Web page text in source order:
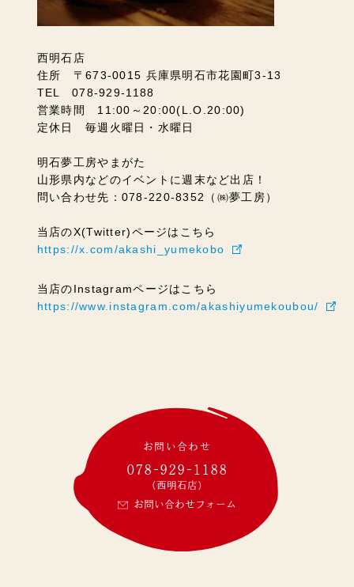
西明石店
住所 〒673-0015 兵庫県明石市花園町3-13
TEL 078-929-1188
営業時間 11:00～20:00(L.O.20:00)
定休日 毎週火曜日・水曜日
明石夢工房やまがた
山形県内などのイベントに週末など出店！
問い合わせ先：078-220-8352（㈱夢工房）
当店のX(Twitter)ページはこちら
https://x.com/akashi_yumekobo
当店のInstagramページはこちら
https://www.instagram.com/akashiyumekoubou/
お問い合わせ
078-929-1188
(西明石店)
お問い合わせフォーム